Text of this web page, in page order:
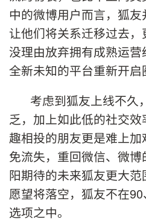
中的微博用户而言，狐
让他们将关系迁移过去，
没理由放弃拥有成熟运
全新未知的平台重新开启
考虑到狐友上线不久
乏，加上如此低的社交
趣相投的朋友更是难上
免流失，重回微信、微
阳期待的未来狐友更大
愿望将落空，狐友不在
选项之中。